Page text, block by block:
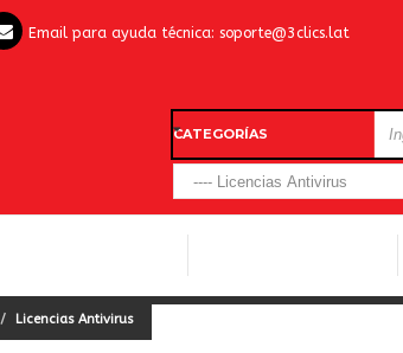
Email para ayuda técnica: soporte@3clics.lat
CATEGORÍAS
Licencias Antivirus